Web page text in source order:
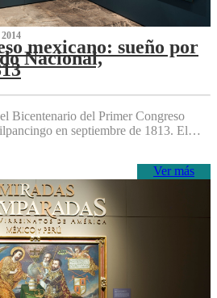
mexicano: sueño por
Nacional,
Bicentenario del Primer Congreso
en septiembre de 1813. El…
Ver más